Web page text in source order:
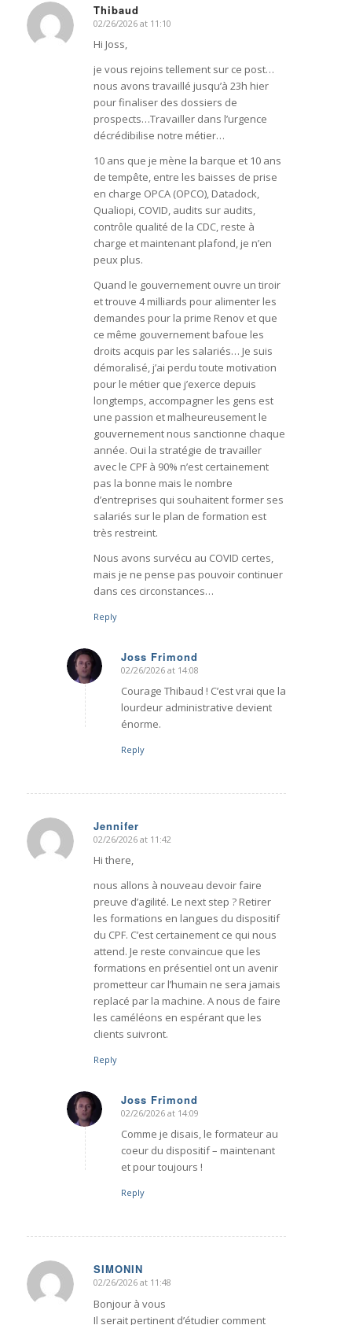
Thibaud
says:
02/26/2026 at 11:10
Hi Joss,
je vous rejoins tellement sur ce post…
nous avons travaillé jusqu’à 23h hier
pour finaliser des dossiers de
prospects…Travailler dans l’urgence
décrédibilise notre métier…
10 ans que je mène la barque et 10 ans
de tempête, entre les baisses de prise
en charge OPCA (OPCO), Datadock,
Qualiopi, COVID, audits sur audits,
contrôle qualité de la CDC, reste à
charge et maintenant plafond, je n’en
peux plus.
Quand le gouvernement ouvre un tiroir
et trouve 4 milliards pour alimenter les
demandes pour la prime Renov et que
ce même gouvernement bafoue les
droits acquis par les salariés… Je suis
démoralisé, j’ai perdu toute motivation
pour le métier que j’exerce depuis
longtemps, accompagner les gens est
une passion et malheureusement le
gouvernement nous sanctionne chaque
année. Oui la stratégie de travailler
avec le CPF à 90% n’est certainement
pas la bonne mais le nombre
d’entreprises qui souhaitent former ses
salariés sur le plan de formation est
très restreint.
Nous avons survécu au COVID certes,
mais je ne pense pas pouvoir continuer
dans ces circonstances…
Reply
Joss Frimond
says:
02/26/2026 at 14:08
Courage Thibaud ! C’est vrai que la
lourdeur administrative devient
énorme.
Reply
Jennifer
says:
02/26/2026 at 11:42
Hi there,
nous allons à nouveau devoir faire
preuve d’agilité. Le next step ? Retirer
les formations en langues du dispositif
du CPF. C’est certainement ce qui nous
attend. Je reste convaincue que les
formations en présentiel ont un avenir
prometteur car l’humain ne sera jamais
replacé par la machine. A nous de faire
les caméléons en espérant que les
clients suivront.
Reply
Joss Frimond
says:
02/26/2026 at 14:09
Comme je disais, le formateur au
coeur du dispositif – maintenant
et pour toujours !
Reply
SIMONIN
says:
02/26/2026 at 11:48
Bonjour à vous
Il serait pertinent d’étudier comment